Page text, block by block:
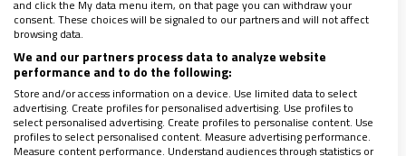
Foto: EFE
and click the My data menu item, on that page you can withdraw your
consent. These choices will be signaled to our partners and will not affect
browsing data.
We and our partners process data to analyze website
performance and to do the following:
Store and/or access information on a device. Use limited data to select
advertising. Create profiles for personalised advertising. Use profiles to
select personalised advertising. Create profiles to personalise content. Use
profiles to select personalised content. Measure advertising performance.
Measure content performance. Understand audiences through statistics or